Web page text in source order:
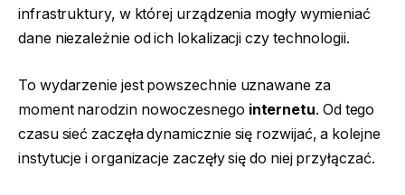
infrastruktury, w której urządzenia mogły wymieniać
dane niezależnie od ich lokalizacji czy technologii.
To wydarzenie jest powszechnie uznawane za
moment narodzin nowoczesnego internetu. Od tego
czasu sieć zaczęła dynamicznie się rozwijać, a kolejne
instytucje i organizacje zaczęły się do niej przyłączać.